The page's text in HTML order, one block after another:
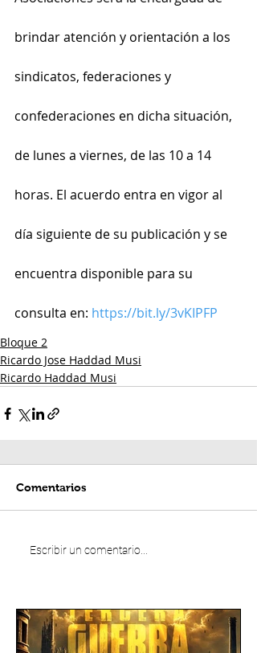
brindar atención y orientación a los
sindicatos, federaciones y
confederaciones en dicha situación,
de lunes a viernes, de las 10 a 14
horas. El acuerdo entra en vigor al
día siguiente de su publicación y se
encuentra disponible para su
consulta en: https://bit.ly/3vKIPFP
Bloque 2
Ricardo Jose Haddad Musi
Ricardo Haddad Musi
Comentarios
Escribir un comentario...